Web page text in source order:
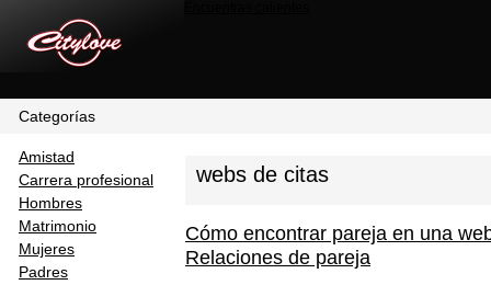
Categorías
Amistad
Carrera profesional
Hombres
Matrimonio
Mujeres
Padres
webs de citas
Cómo encontrar pareja en una
Relaciones de pareja